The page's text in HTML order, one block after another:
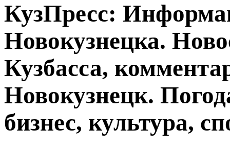
КузПресс:
Новокузнецка.
Кузбасса,
Новокузнецк.
бизнес, культура,